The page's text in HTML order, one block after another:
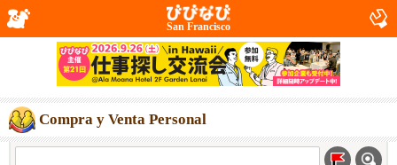
San Francisco
Compra y Venta Personal